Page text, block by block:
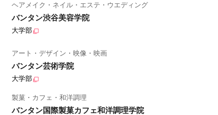
ヘアメイク・ネイル・エステ・ウエディング
バンタン渋谷美容学院
大学部
アート・デザイン・映像・映画
バンタン芸術学院
大学部
製菓・カフェ・和洋調理
バンタン国際製菓カフェ和洋調理学院